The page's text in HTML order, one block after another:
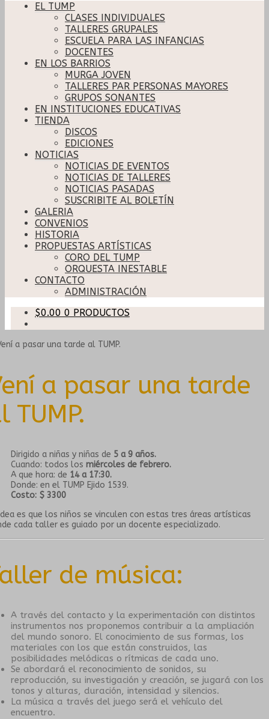
EL TUMP
CLASES INDIVIDUALES
TALLERES GRUPALES
ESCUELA PARA LAS INFANCIAS
DOCENTES
EN LOS BARRIOS
MURGA JOVEN
TALLERES PAR PERSONAS MAYORES
GRUPOS SONANTES
EN INSTITUCIONES EDUCATIVAS
TIENDA
DISCOS
EDICIONES
NOTICIAS
NOTICIAS DE EVENTOS
NOTICIAS DE TALLERES
NOTICIAS PASADAS
SUSCRIBITE AL BOLETÍN
GALERIA
CONVENIOS
HISTORIA
PROPUESTAS ARTÍSTICAS
CORO DEL TUMP
ORQUESTA INESTABLE
CONTACTO
ADMINISTRACIÓN
$0.00 0 PRODUCTOS
a pasar una tarde
TUMP.
Dirigido a niñas y niñas de 5 a 9 años.
Cuando: todos los miércoles de febrero.
A que hora: de 14 a 17:30.
Donde: en el TUMP Ejido 1539.
Costo: $ 3300
es que los niños se vinculen con estas tres áreas artísticas
cada taller es guiado por un docente especializado.
de música:
A través del contacto y la experimentación con distintos
instrumentos nos proponemos contribuir a la ampliación
del mundo sonoro. El conocimiento de sus formas, los
materiales con los que están construidos, las
posibilidades melódicas o rítmicas de cada uno.
Se abordará el reconocimiento de sonidos, su
reproducción, su investigación y creación, se jugará con los
tonos y alturas, duración, intensidad y silencios.
La música a través del juego será el vehículo del
encuentro.